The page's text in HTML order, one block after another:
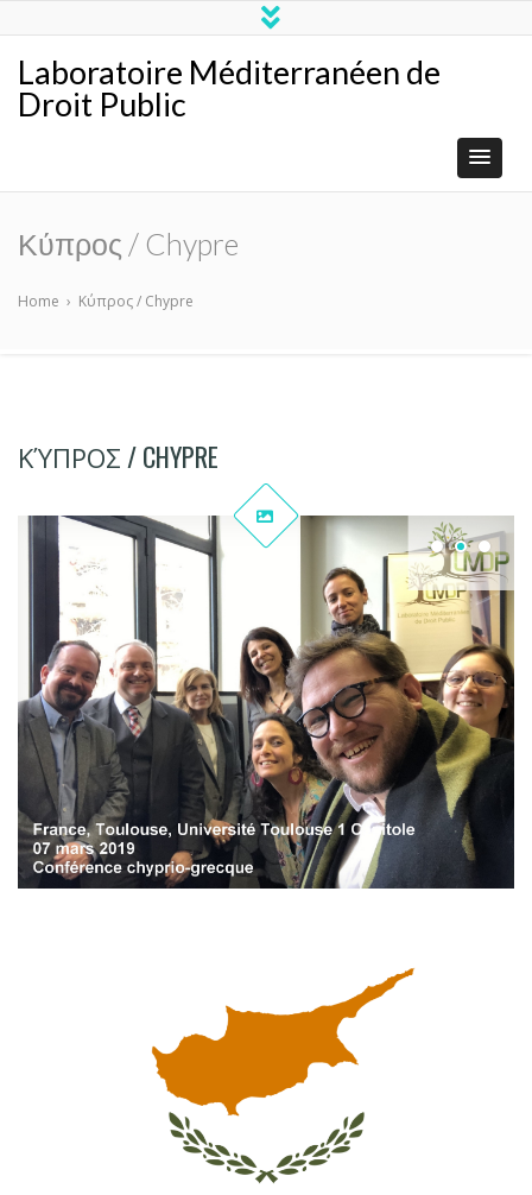
Laboratoire Méditerranéen de
Droit Public
Κύπρος / Chypre
Home › Κύπρος / Chypre
ΚΎΠΡΟΣ / CHYPRE